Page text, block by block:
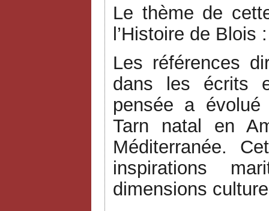
Le thème de
l’Histoire de Blois
Les références
dans les écrits
pensée a
Tarn natal en
Méditerranée.
inspirations
dimensions